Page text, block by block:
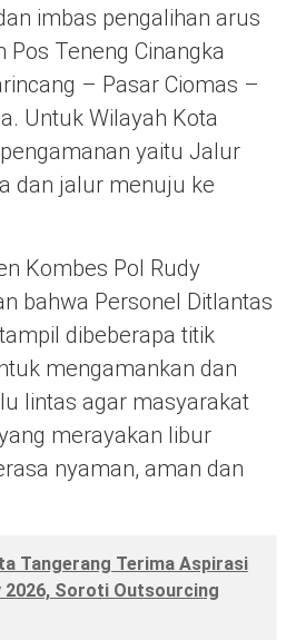
imbas pengalihan arus
Teneng Cinangka
– Pasar Ciomas –
Untuk Wilayah Kota
yaitu Jalur
dan jalur menuju ke
Kombes Pol Rudy
bahwa Personel Ditlantas
dibeberapa titik
mengamankan dan
lintas agar masyarakat
merayakan libur
nyaman, aman dan
Tangerang Terima Aspirasi
2026, Soroti Outsourcing